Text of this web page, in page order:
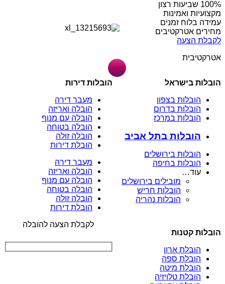
מקצועיות ואמינות
עמידה בלוח זמנים
מחירים אטרקטיבים
לקבלת הצעה
אטרקטיבית
הובלות בישראל
הובלות בצפון
הובלות בדרום
הובלות במרכז
הובלות בתל אביב
הובלות בירושלים
הובלות בחיפה
עוד…
מובילים בירושלים
הובלות חריש
הובלות נהריה
הובלות דירות
מעבר דירה
הובלה ואריזה
הובלה עם מנוף
הובלה בטוחה
הובלה זולה
הובלת דירות
מעבר דירה
הובלה ואריזה
הובלה עם מנוף
הובלה בטוחה
הובלה זולה
הובלת דירות
הובלות קטנות
הובלת ארון
הובלת ספה
הובלת מיטה
הובלת טלויזיה
לקבלת הצעה להובלה